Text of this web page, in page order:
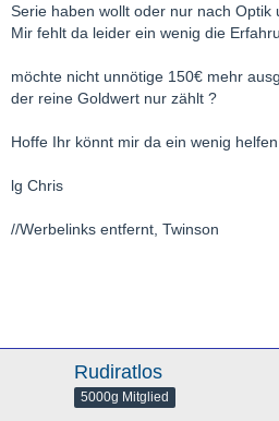
Serie haben wollt oder nur nach Optik
Mir fehlt da leider ein wenig die
möchte nicht unnötige 150€ mehr
der reine Goldwert nur zählt ?
Hoffe Ihr könnt mir da ein wenig
lg Chris
//Werbelinks entfernt, Twinson
Rudiratlos
5000g Mitglied